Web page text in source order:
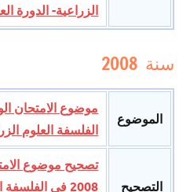
الزراعية- الدورة
سنة 2008
الموضوع
الفلسفة العلوم
التصحيح
تصحيح موضوع
2008 في